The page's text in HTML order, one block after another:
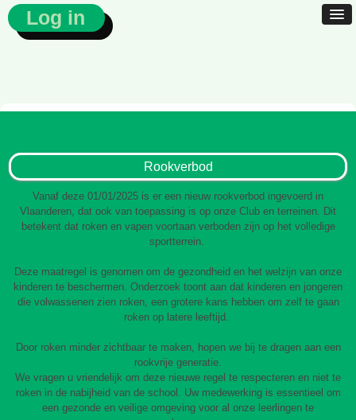
Log in
Rookverbod
Vanaf deze 01/01/2025 is er een nieuw rookverbod ingevoerd in
Vlaanderen, dat ook van toepassing is op onze Club en terreinen. Dit
betekent dat roken en vapen voortaan verboden zijn op het volledige
sportterrein.
Deze maatregel is genomen om de gezondheid en het welzijn van onze
kinderen te beschermen. Onderzoek toont aan dat kinderen en jongeren
die volwassenen zien roken, een grotere kans hebben om zelf te gaan
roken op latere leeftijd.
Door roken minder zichtbaar te maken, hopen we bij te dragen aan een
rookvrije generatie.
We vragen u vriendelijk om deze nieuwe regel te respecteren en niet te
roken in de nabijheid van de school. Uw medewerking is essentieel om
een gezonde en veilige omgeving voor al onze leerlingen te